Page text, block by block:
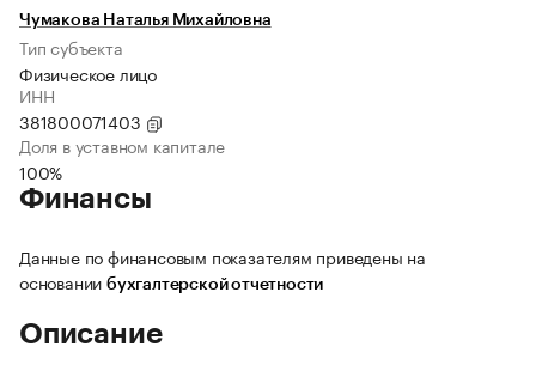
Чумакова Наталья Михайловна
Тип субъекта
Физическое лицо
ИНН
381800071403
Доля в уставном капитале
100%
Финансы
Данные по финансовым показателям приведены на
основании бухгалтерской отчетности
Описание